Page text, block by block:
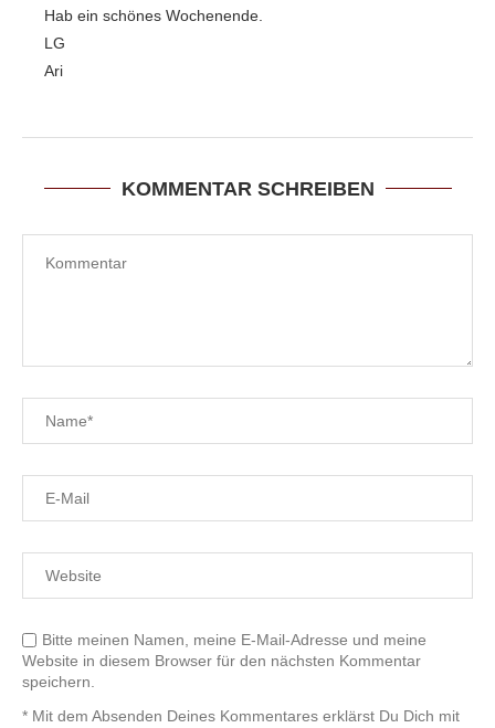
Hab ein schönes Wochenende.
LG
Ari
KOMMENTAR SCHREIBEN
Bitte meinen Namen, meine E-Mail-Adresse und meine
Website in diesem Browser für den nächsten Kommentar
speichern.
* Mit dem Absenden Deines Kommentares erklärst Du Dich mit